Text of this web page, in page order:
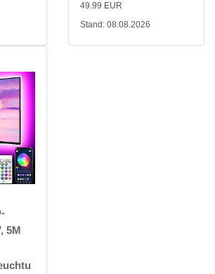
49.99 EUR
Stand: 08.08.2026
5M